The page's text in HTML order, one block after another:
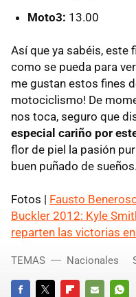
Moto3: 13.00
Así que ya sabéis, este
como se pueda para
me gustan estos fines
motociclismo! De
nos toca, seguro que
especial cariño por
flor de piel la pasión
buen puñado de sueños.
Fotos | Fausto
Buckler 2012: Kyle
reparten las victorias
TEMAS Nacionales